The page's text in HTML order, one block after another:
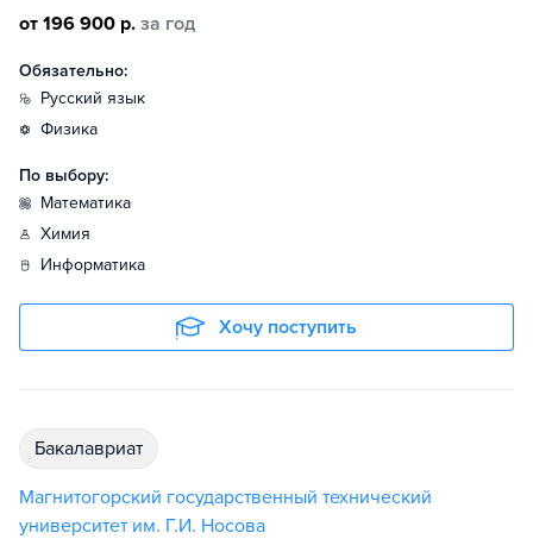
от 196 900 р. за год
Обязательно:
русский язык
физика
По выбору:
математика
химия
информатика
Хочу поступить
бакалавриат
Магнитогорский государственный технический
университет им. Г.И. Носова